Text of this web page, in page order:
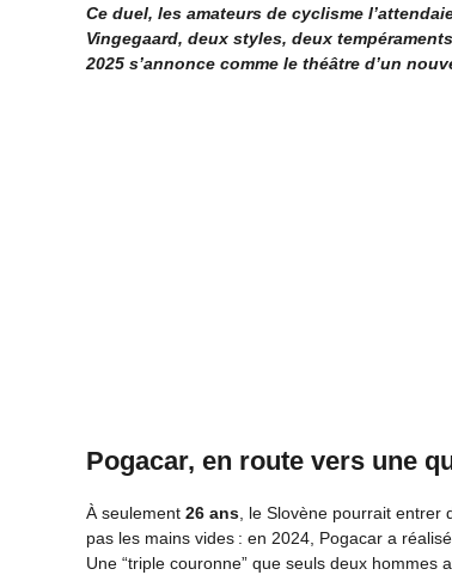
Ce duel, les amateurs de cyclisme
Vingegaard, deux styles, deux
2025 s’annonce comme le théâtre d’un
Pogacar, en route vers une
À seulement 26 ans, le Slovène pourrait entrer
pas les mains vides : en 2024, Pogacar a
Une “triple couronne” que seuls deux